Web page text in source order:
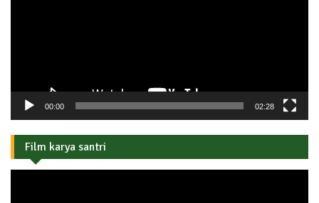
00:00 02:28
Film karya santri